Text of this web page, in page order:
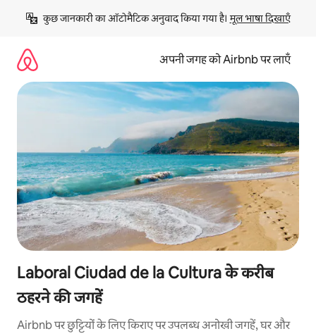
छोड़कर
कॉन्टेंट
कुछ जानकारी का ऑटोमैटिक अनुवाद किया गया है। मूल भाषा दिखाएँ
अपनी जगह को Airbnb पर लाएँ
Laboral Ciudad de la Cultura के करीब
ठहरने की जगहें
Airbnb पर छुट्टियों के लिए किराए पर उपलब्ध अनोखी जगहें, घर और